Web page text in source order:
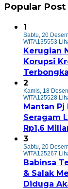
Popular Post
1
Sabtu, 20
WITA135553
Kerugian
Korupsi
2
Kamis, 18
WITA125528
Mantan Pj
Seragam
Rp1,6
3
Sabtu, 20
WITA125267
Babinsa
& Salak
Diduga